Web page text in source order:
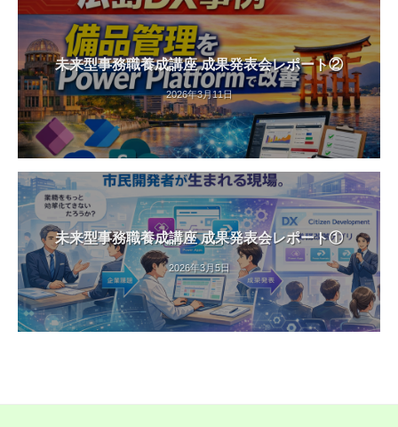
未来型事務職養成講座 成果発表会レポート②
2026年3月11日
未来型事務職養成講座 成果発表会レポート①
2026年3月5日